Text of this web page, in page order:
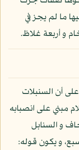
ما لم يجز في
و أربعة غلاظ.
أن السنبلات
مبني على انصبابه
و السنابل
و يكون قوله: